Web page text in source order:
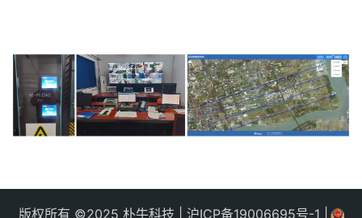
版权所有 ©2025 朴牛科技 | 沪ICP备19006695号-1 |